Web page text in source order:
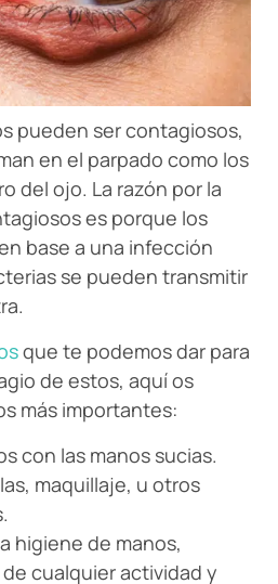
pueden ser contagiosos,
en el parpado como los
del ojo. La razón por la
es porque los
base a una infección
se pueden transmitir
que te podemos dar para
de estos, aquí os
más importantes:
con las manos sucias.
maquillaje, u otros
higiene de manos,
cualquier actividad y